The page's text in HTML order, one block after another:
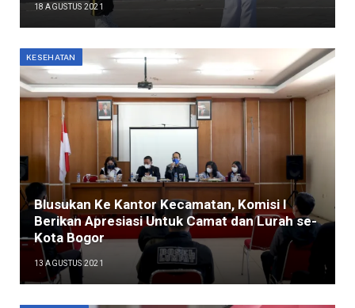
18 AGUSTUS 2021
KESEHATAN
Blusukan Ke Kantor Kecamatan, Komisi I
Berikan Apresiasi Untuk Camat dan Lurah se-
Kota Bogor
13 AGUSTUS 2021